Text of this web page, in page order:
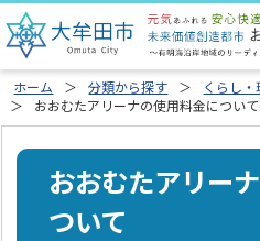
ホーム 分類から探す くらし・
おおむたアリーナの使用料金について
おおむたアリー
ついて